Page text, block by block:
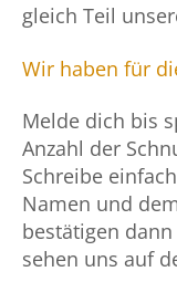
gleich Teil
Wir haben für
Melde dich bis
Anzahl der
Schreibe
Namen und
bestätigen
sehen uns auf